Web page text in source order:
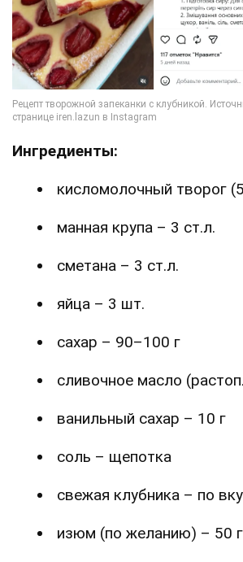
Ингредиенты:
кисломолочный творог
манная крупа – 3 ст.л.
сметана – 3 ст.л.
яйца – 3 шт.
сахар – 90–100 г
сливочное масло
ванильный сахар – 10 г
соль – щепотка
свежая клубника – по
изюм (по желанию) – 50 г